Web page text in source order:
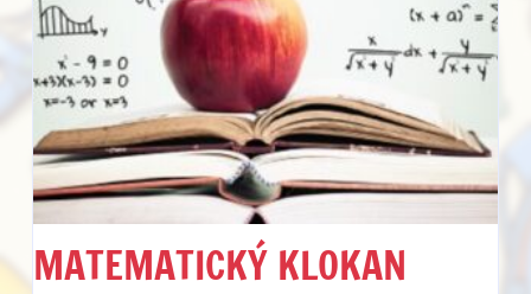
MATEMATICKÝ KLOKAN